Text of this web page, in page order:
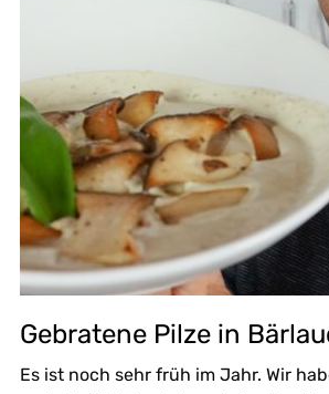
Gebratene Pilze in
Es ist noch sehr früh im Jahr. Wir